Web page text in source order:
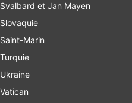
Svalbard et Jan Mayen
Slovaquie
Saint-Marin
Turquie
Ukraine
Vatican